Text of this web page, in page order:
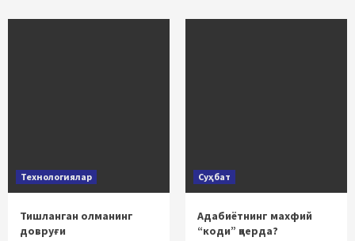
Технологиялар
Тишланган олманинг
довруғи
Суҳбат
Адабиётнинг махфий
“коди” қаерда?